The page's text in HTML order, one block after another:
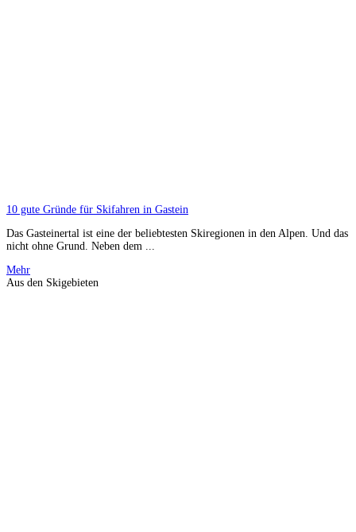
10 gute Gründe für Skifahren in Gastein
Das Gasteinertal ist eine der beliebtesten Skiregionen in den Alpen. Und das
nicht ohne Grund. Neben dem ...
Mehr
Aus den Skigebieten